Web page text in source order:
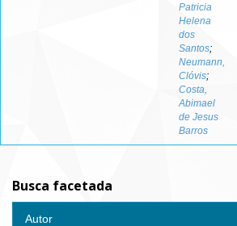
Patricia
Helena
dos
Santos;
Neumann,
Clóvis;
Costa,
Abimael
de Jesus
Barros
Busca facetada
Autor